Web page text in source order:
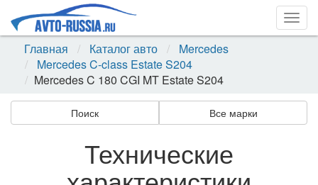
Главная
Каталог авто
Mercedes
Mercedes C-class Estate S204
Mercedes C 180 CGI MT Estate S204
Поиск Все марки
Технические